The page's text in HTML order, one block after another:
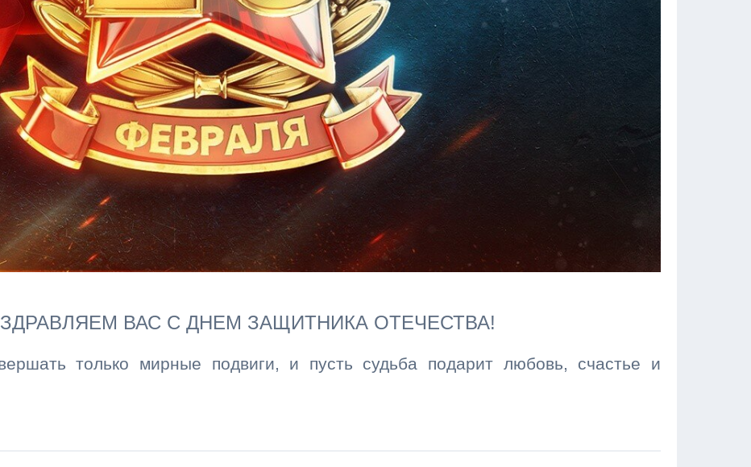
ВАС С ДНЕМ ЗАЩИТНИКА ОТЕЧЕСТВА!
только мирные подвиги, и пусть судьба подарит любовь, счастье и